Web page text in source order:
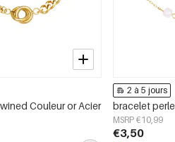
Couleur or Acier
2 à 5 jours
bracelet
MSRP €10,99
€3,50